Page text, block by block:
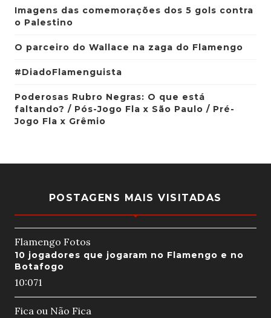
Imagens das comemorações dos 5 gols contra
o Palestino
O parceiro do Wallace na zaga do Flamengo
#DiadoFlamenguista
Poderosas Rubro Negras: O que está
faltando? / Pós-Jogo Fla x São Paulo / Pré-
Jogo Fla x Grêmio
POSTAGENS MAIS VISITADAS
Flamengo Fotos
10 jogadores que jogaram no Flamengo e no
Botafogo
10:071
Fica ou Não Fica